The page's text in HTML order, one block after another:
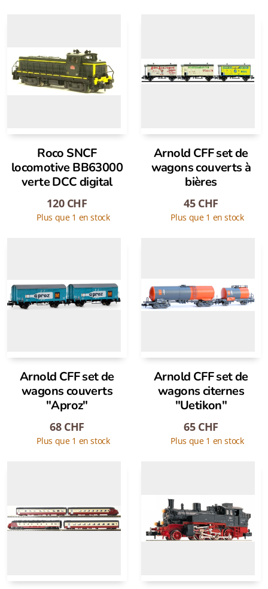
Roco SNCF
locomotive BB63000
verte DCC digital
120CHF
Plus que 1 en stock
Arnold CFF set de
wagons couverts à
bières
45CHF
Plus que 1 en stock
Arnold CFF set de
wagons couverts
"Aproz"
68CHF
Plus que 1 en stock
Arnold CFF set de
wagons citernes
"Uetikon"
65CHF
Plus que 1 en stock